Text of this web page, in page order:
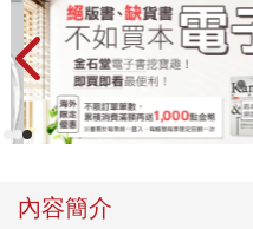
內容簡介